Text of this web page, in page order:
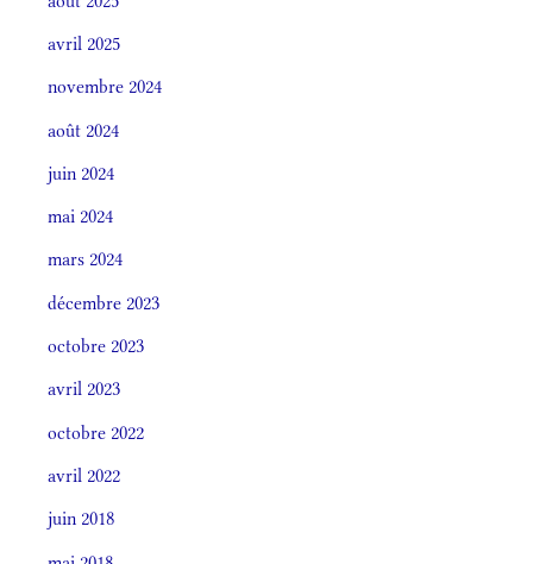
avril 2025
novembre 2024
août 2024
juin 2024
mai 2024
mars 2024
décembre 2023
octobre 2023
avril 2023
octobre 2022
avril 2022
juin 2018